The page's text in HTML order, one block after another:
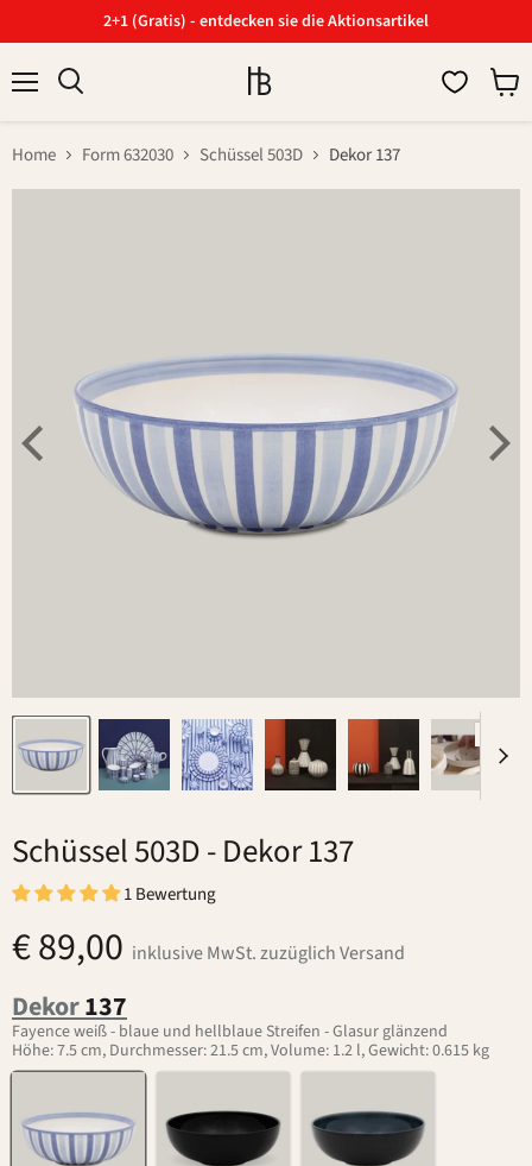
2+1 (Gratis) - entdecken sie die Aktionsartikel
Home Form 632030 Schüssel 503D Dekor 137
Schüssel 503D- Dekor 137
1 Bewertung
€ 89,00 inklusive MwSt. zuzüglich Versand
Dekor137
Fayence weiß - blaue und hellblaue Streifen - Glasur glänzend
Höhe: 7.5 cm, Durchmesser: 21.5 cm, Volume: 1.2 l, Gewicht: 0.615 kg